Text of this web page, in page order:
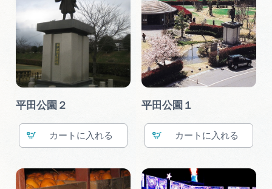
平田公園２
カート
平田公園１
カート